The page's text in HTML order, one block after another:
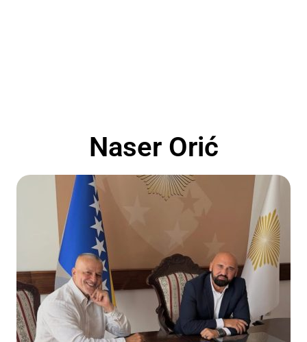
Naser Orić